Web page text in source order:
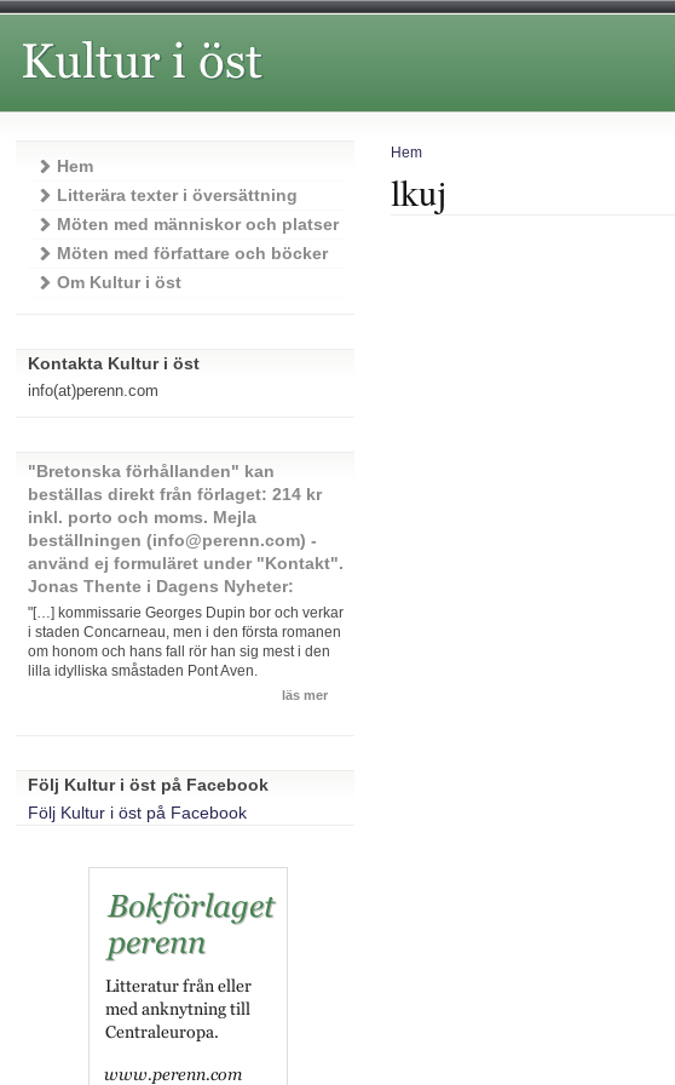
Hem
lkuj
Hem
Litterära texter i översättning
Möten med människor och platser
Möten med författare och böcker
Om Kultur i öst
Kontakta Kultur i öst
info(at)perenn.com
"Bretonska förhållanden" kan
beställas direkt från förlaget: 214 kr
inkl. porto och moms. Mejla
beställningen (info@perenn.com) -
använd ej formuläret under "Kontakt".
Jonas Thente i Dagens Nyheter:
"[…] kommissarie Georges Dupin bor och verkar
i staden Concarneau, men i den första romanen
om honom och hans fall rör han sig mest i den
lilla idylliska småstaden Pont Aven.
läs mer
Följ Kultur i öst på Facebook
Följ Kultur i öst på Facebook